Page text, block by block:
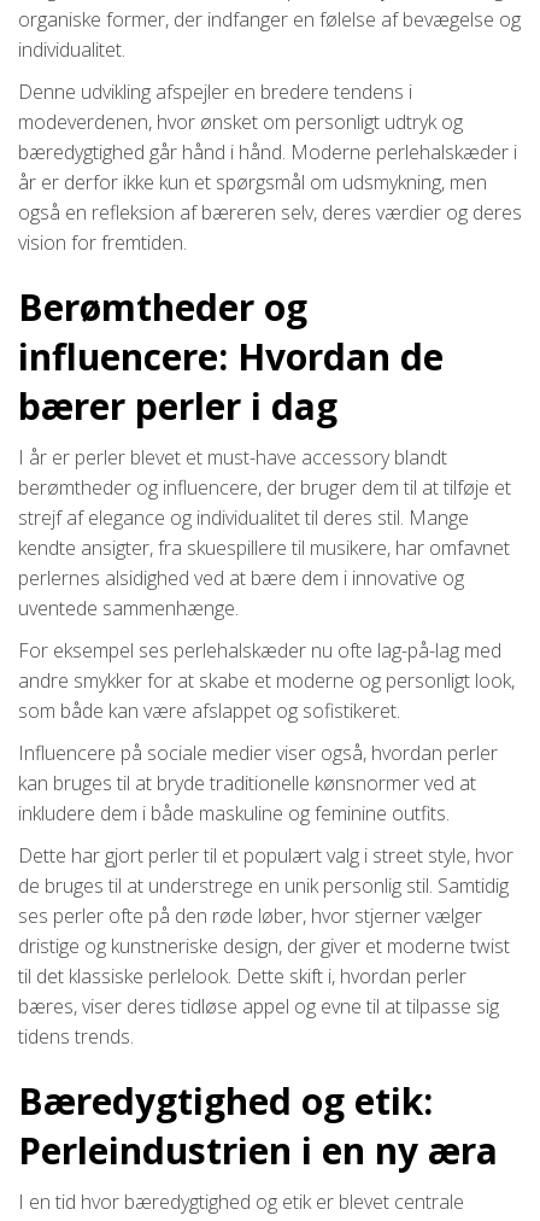
organiske former, der indfanger en følelse af bevægelse og
individualitet.
Denne udvikling afspejler en bredere tendens i
modeverdenen, hvor ønsket om personligt udtryk og
bæredygtighed går hånd i hånd. Moderne perlehalskæder i
år er derfor ikke kun et spørgsmål om udsmykning, men
også en refleksion af bæreren selv, deres værdier og deres
vision for fremtiden.
Berømtheder og
influencere: Hvordan de
bærer perler i dag
I år er perler blevet et must-have accessory blandt
berømtheder og influencere, der bruger dem til at tilføje et
strejf af elegance og individualitet til deres stil. Mange
kendte ansigter, fra skuespillere til musikere, har omfavnet
perlernes alsidighed ved at bære dem i innovative og
uventede sammenhænge.
For eksempel ses perlehalskæder nu ofte lag-på-lag med
andre smykker for at skabe et moderne og personligt look,
som både kan være afslappet og sofistikeret.
Influencere på sociale medier viser også, hvordan perler
kan bruges til at bryde traditionelle kønsnormer ved at
inkludere dem i både maskuline og feminine outfits.
Dette har gjort perler til et populært valg i street style, hvor
de bruges til at understrege en unik personlig stil. Samtidig
ses perler ofte på den røde løber, hvor stjerner vælger
dristige og kunstneriske design, der giver et moderne twist
til det klassiske perlelook. Dette skift i, hvordan perler
bæres, viser deres tidløse appel og evne til at tilpasse sig
tidens trends.
Bæredygtighed og etik:
Perleindustrien i en ny æra
I en tid hvor bæredygtighed og etik er blevet centrale